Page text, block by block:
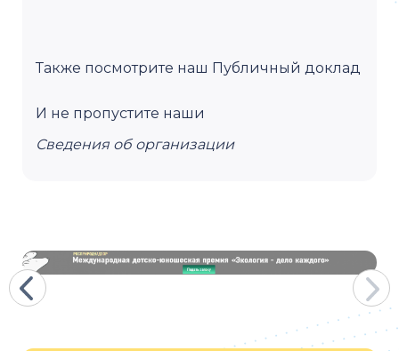
Также посмотрите наш Публичный доклад
И не пропустите наши
Сведения об организации